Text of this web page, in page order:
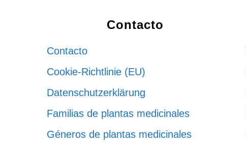
Contacto
Contacto
Cookie-Richtlinie (EU)
Datenschutzerklärung
Familias de plantas medicinales
Géneros de plantas medicinales